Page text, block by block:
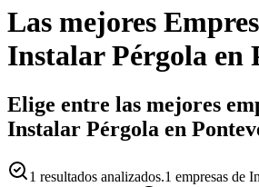
Las mejores
Instalar Pérgola en
Elige entre las mejores
Instalar Pérgola en
1 resultados analizados.1 empresas de